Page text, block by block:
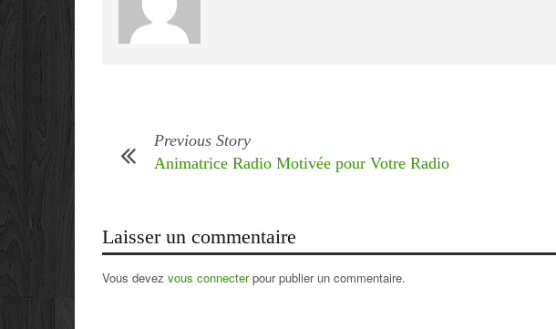
Previous Story
Animatrice Radio Motivée pour Votre Radio
Laisser un commentaire
Vous devez vous connecterpour publier un commentaire.